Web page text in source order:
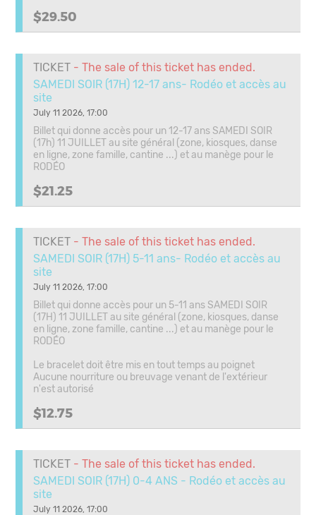
$29.50
TICKET - The sale of this ticket has ended.
SAMEDI SOIR (17H) 12-17 ans- Rodéo et accès au
site
July 11 2026, 17:00
Billet qui donne accès pour un 12-17 ans SAMEDI SOIR
(17h) 11 JUILLET au site général (zone, kiosques, danse
en ligne, zone famille, cantine ...) et au manège pour le
RODÉO
$21.25
TICKET - The sale of this ticket has ended.
SAMEDI SOIR (17H) 5-11 ans- Rodéo et accès au
site
July 11 2026, 17:00
Billet qui donne accès pour un 5-11 ans SAMEDI SOIR
(17H) 11 JUILLET au site général (zone, kiosques, danse
en ligne, zone famille, cantine ...) et au manège pour le
RODÉO
Le bracelet doit être mis en tout temps au poignet
Aucune nourriture ou breuvage venant de l'extérieur
n'est autorisé
$12.75
TICKET - The sale of this ticket has ended.
SAMEDI SOIR (17H) 0-4 ANS - Rodéo et accès au
site
July 11 2026, 17:00